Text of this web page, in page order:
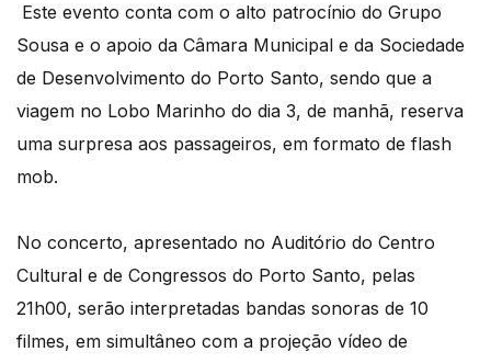
Este evento conta com o alto patrocínio do Grupo
Sousa e o apoio da Câmara Municipal e da Sociedade
de Desenvolvimento do Porto Santo, sendo que a
viagem no Lobo Marinho do dia 3, de manhã, reserva
uma surpresa aos passageiros, em formato de flash
mob.
No concerto, apresentado no Auditório do Centro
Cultural e de Congressos do Porto Santo, pelas
21h00, serão interpretadas bandas sonoras de 10
filmes, em simultâneo com a projeção vídeo de